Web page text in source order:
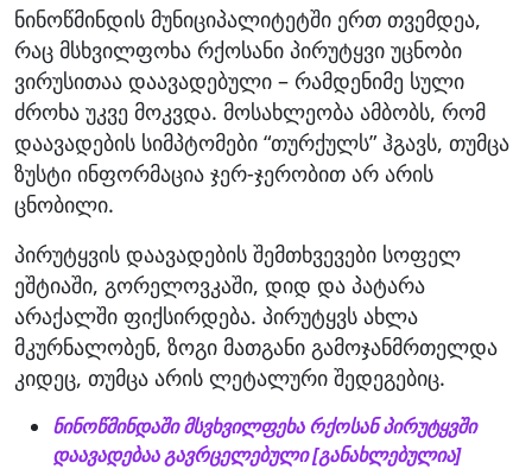
ნინოწმინდის მუნიციპალიტეტში ერთ თვემდეა,
რაც მსხვილფოხა რქოსანი პირუტყვი უცნობი
ვირუსითაა დაავადებული – რამდენიმე სული
ძროხა უკვე მოკვდა. მოსახლეობა ამბობს, რომ
დაავადების სიმპტომები “თურქულს” ჰგავს, თუმცა
ზუსტი ინფორმაცია ჯერ-ჯერობით არ არის
ცნობილი.
პირუტყვის დაავადების შემთხვევები სოფელ
ეშტიაში, გორელოვკაში, დიდ და პატარა
არაქალში ფიქსირდება. პირუტყვს ახლა
მკურნალობენ, ზოგი მათგანი გამოჯანმრთელდა
კიდეც, თუმცა არის ლეტალური შედეგებიც.
ნინოწმინდაში მსვხვილფეხა რქოსან პირუტყვში
დაავადებაა გავრცელებული [განახლებულია]